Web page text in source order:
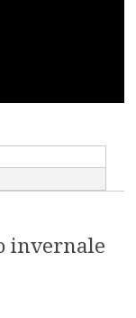
invernale